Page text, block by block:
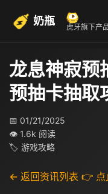
奶瓶 虎牙旗下产
龙息神寂预
预抽卡抽取
📅 01/21/2025
👁 1.6k 阅读
🏷 游戏攻略
← 返回资讯列表 👉 点